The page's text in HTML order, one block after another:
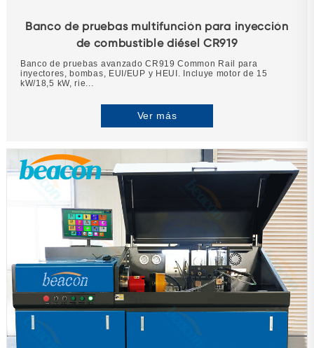
Banco de pruebas multifunción para inyección
de combustible diésel CR919
Banco de pruebas avanzado CR919 Common Rail para
inyectores, bombas, EUI/EUP y HEUI. Incluye motor de 15
kW/18,5 kW, rie...
Ver más